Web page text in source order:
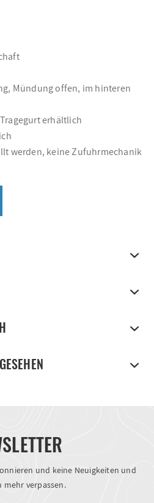
Mündung offen, im hinteren
erhältlich
werden, keine Zufuhrmechanik
und keine Neuigkeiten und
mehr verpassen.